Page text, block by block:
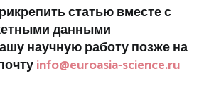
статью вместе с
данными
научную работу позже на
info@euroasia-science.ru